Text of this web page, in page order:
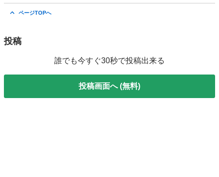
ページTOPへ
投稿
誰でも今すぐ30秒で投稿出来る
投稿画面へ (無料)